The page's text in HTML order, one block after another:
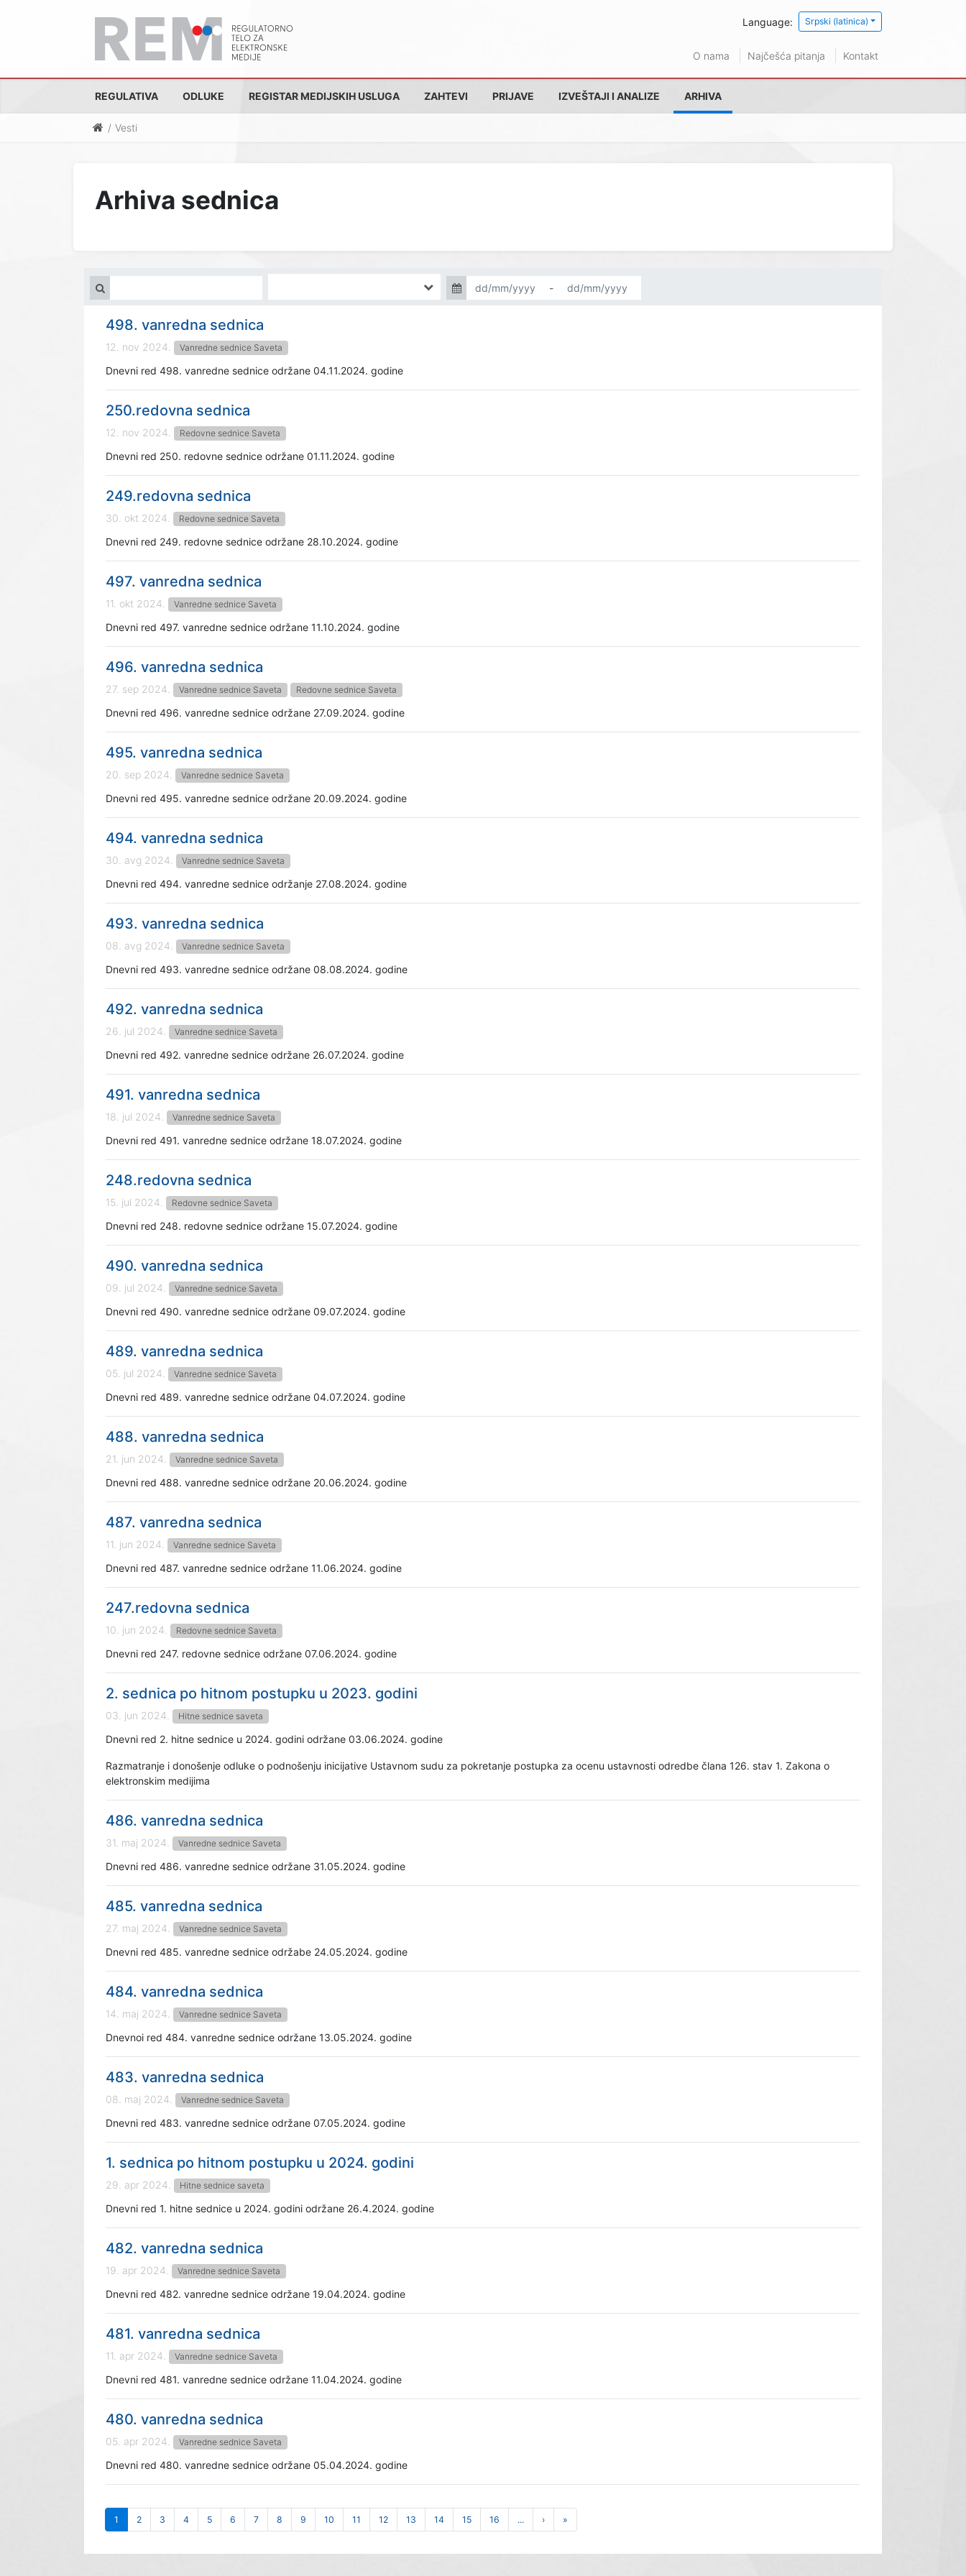
Language: Srpski (latinica)
O nama Najčešća pitanja Kontakt
REGULATIVA ODLUKE REGISTAR MEDIJSKIH USLUGA ZAHTEVI PRIJAVE IZVEŠTAJI I ANALIZE ARHIVA
Vesti
Arhiva sednica
-
498. vanredna sednica
12. nov 2024. Vanredne sednice Saveta
Dnevni red 498. vanredne sednice održane 04.11.2024. godine
250.redovna sednica
12. nov 2024. Redovne sednice Saveta
Dnevni red 250. redovne sednice održane 01.11.2024. godine
249.redovna sednica
30. okt 2024. Redovne sednice Saveta
Dnevni red 249. redovne sednice održane 28.10.2024. godine
497. vanredna sednica
11. okt 2024. Vanredne sednice Saveta
Dnevni red 497. vanredne sednice održane 11.10.2024. godine
496. vanredna sednica
27. sep 2024. Vanredne sednice Saveta Redovne sednice Saveta
Dnevni red 496. vanredne sednice održane 27.09.2024. godine
495. vanredna sednica
20. sep 2024. Vanredne sednice Saveta
Dnevni red 495. vanredne sednice održane 20.09.2024. godine
494. vanredna sednica
30. avg 2024. Vanredne sednice Saveta
Dnevni red 494. vanredne sednice održanje 27.08.2024. godine
493. vanredna sednica
08. avg 2024. Vanredne sednice Saveta
Dnevni red 493. vanredne sednice održane 08.08.2024. godine
492. vanredna sednica
26. jul 2024. Vanredne sednice Saveta
Dnevni red 492. vanredne sednice održane 26.07.2024. godine
491. vanredna sednica
18. jul 2024. Vanredne sednice Saveta
Dnevni red 491. vanredne sednice održane 18.07.2024. godine
248.redovna sednica
15. jul 2024. Redovne sednice Saveta
Dnevni red 248. redovne sednice održane 15.07.2024. godine
490. vanredna sednica
09. jul 2024. Vanredne sednice Saveta
Dnevni red 490. vanredne sednice održane 09.07.2024. godine
489. vanredna sednica
05. jul 2024. Vanredne sednice Saveta
Dnevni red 489. vanredne sednice održane 04.07.2024. godine
488. vanredna sednica
21. jun 2024. Vanredne sednice Saveta
Dnevni red 488. vanredne sednice održane 20.06.2024. godine
487. vanredna sednica
11. jun 2024. Vanredne sednice Saveta
Dnevni red 487. vanredne sednice održane 11.06.2024. godine
247.redovna sednica
10. jun 2024. Redovne sednice Saveta
Dnevni red 247. redovne sednice održane 07.06.2024. godine
2. sednica po hitnom postupku u 2023. godini
03. jun 2024. Hitne sednice saveta
Dnevni red 2. hitne sednice u 2024. godini održane 03.06.2024. godine
Razmatranje i donošenje odluke o podnošenju inicijative Ustavnom sudu za pokretanje postupka za ocenu ustavnosti odredbe člana 126. stav 1. Zakona o
elektronskim medijima
486. vanredna sednica
31. maj 2024. Vanredne sednice Saveta
Dnevni red 486. vanredne sednice održane 31.05.2024. godine
485. vanredna sednica
27. maj 2024. Vanredne sednice Saveta
Dnevni red 485. vanredne sednice održabe 24.05.2024. godine
484. vanredna sednica
14. maj 2024. Vanredne sednice Saveta
Dnevnoi red 484. vanredne sednice održane 13.05.2024. godine
483. vanredna sednica
08. maj 2024. Vanredne sednice Saveta
Dnevni red 483. vanredne sednice održane 07.05.2024. godine
1. sednica po hitnom postupku u 2024. godini
29. apr 2024. Hitne sednice saveta
Dnevni red 1. hitne sednice u 2024. godini održane 26.4.2024. godine
482. vanredna sednica
19. apr 2024. Vanredne sednice Saveta
Dnevni red 482. vanredne sednice održane 19.04.2024. godine
481. vanredna sednica
11. apr 2024. Vanredne sednice Saveta
Dnevni red 481. vanredne sednice održane 11.04.2024. godine
480. vanredna sednica
05. apr 2024. Vanredne sednice Saveta
Dnevni red 480. vanredne sednice održane 05.04.2024. godine
1 2 3 4 5 6 7 8 9 10 11 12 13 14 15 16 ... › »